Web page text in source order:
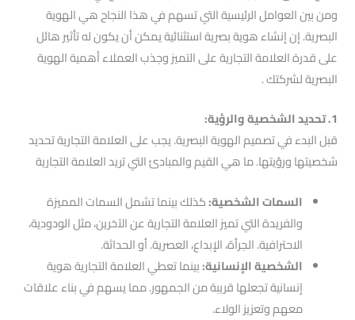
ومن بين العوامل الرئيسية التي تسهم في هذا النجاح هي الهوية
البصرية. إن إنشاء هوية بصرية استثنائية يمكن أن يكون له تأثير هائل
على قدرة العلامة التجارية على التميز وجذب العملاء أهمية الهوية
البصرية لشركتك .
1. تحديد الشخصية والرؤية:
قبل البدء في تصميم الهوية البصرية. يجب على العلامة التجارية تحديد
شخصيتها ورؤيتها. ما هي القيم والمبادئ التي تريد العلامة التجارية
السمات الشخصية:كذلك بينما تشمل السمات المميزة
والفريدة التي تميز العلامة التجارية عن الآخرين، مثل الودودية،
الاحترافية. الجرأة، الإبداع، العصرية. أو الحداثة.
الشخصية الإنسانية:بينما تعطي العلامة التجارية هوية
إنسانية تجعلها قريبة من الجمهور. مما يسهم في بناء علاقات
معهم وتعزيز الولاء.